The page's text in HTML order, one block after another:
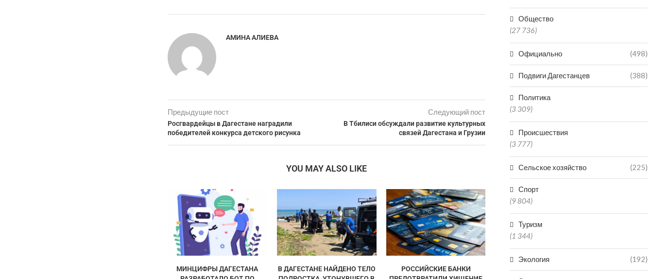
АМИНА АЛИЕВА
Предыдущие пост
Росгвардейцы в Дагестане наградили
победителей конкурса детского рисунка
Следующий пост
В Тбилиси обсуждали развитие культурных
связей Дагестана и Грузии
YOU MAY ALSO LIKE
МИНЦИФРЫ ДАГЕСТАНА
В ДАГЕСТАНЕ НАЙДЕНО ТЕЛО
РОССИЙСКИЕ БАНКИ
ЧИНОВНИК В ДАГЕСТАНЕ
ПОЛУЧИЛ 3,5 ГОДА КОЛОНИИ
ЗА...
07.08.2026
Общество
(27 736)
Официально (498)
Подвиги Дагестанцев (388)
Политика
(3 309)
Происшествия
(3 777)
Сельское хозяйство (225)
Спорт
(9 804)
Туризм
(1 344)
Экология (192)